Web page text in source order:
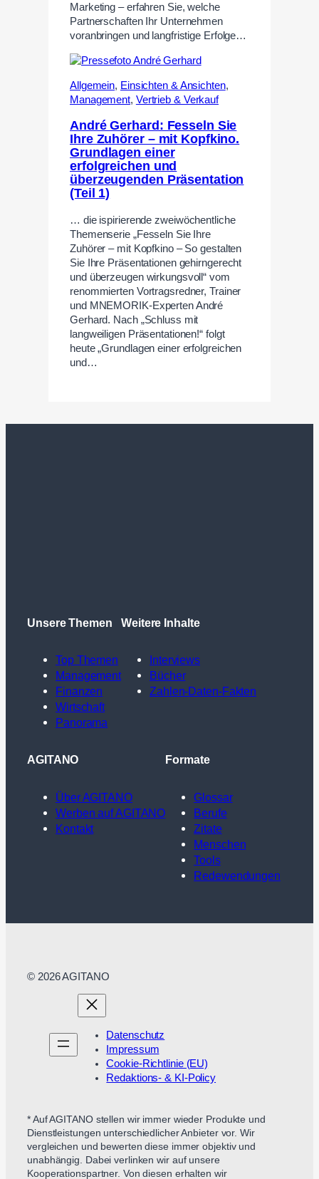
Marketing – erfahren Sie, welche
Partnerschaften Ihr Unternehmen
voranbringen und langfristige Erfolge…
Allgemein, Einsichten & Ansichten,
Management, Vertrieb & Verkauf
André Gerhard: Fesseln Sie
Ihre Zuhörer – mit Kopfkino.
Grundlagen einer
erfolgreichen und
überzeugenden Präsentation
(Teil 1)
… die ispirierende zweiwöchentliche
Themenserie „Fesseln Sie Ihre
Zuhörer – mit Kopfkino – So gestalten
Sie Ihre Präsentationen gehirngerecht
und überzeugen wirkungsvoll“ vom
renommierten Vortragsredner, Trainer
und MNEMORIK-Experten André
Gerhard. Nach „Schluss mit
langweiligen Präsentationen!“ folgt
heute „Grundlagen einer erfolgreichen
und…
Unsere Themen
Top Themen
Management
Finanzen
Wirtschaft
Panorama
Weitere Inhalte
Interviews
Bücher
Zahlen-Daten-Fakten
AGITANO
Über AGITANO
Werben auf AGITANO
Kontakt
Formate
Glossar
Berufe
Zitate
Menschen
Tools
Redewendungen
© 2026 AGITANO
Datenschutz
Impressum
Cookie-Richtlinie (EU)
Redaktions- & KI-Policy
* Auf AGITANO stellen wir immer wieder Produkte und
Dienstleistungen unterschiedlicher Anbieter vor. Wir
vergleichen und bewerten diese immer objektiv und
unabhängig. Dabei verlinken wir auf unsere
Kooperationspartner. Von diesen erhalten wir